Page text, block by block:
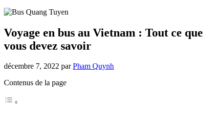
Voyage en bus au Vietnam : Tout ce que
vous devez savoir
décembre 7, 2022 parPham Quynh
Contenus de la page